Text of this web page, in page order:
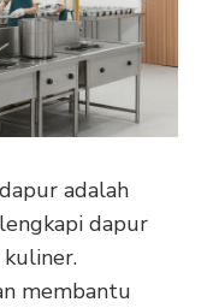
adalah
dapur
membantu